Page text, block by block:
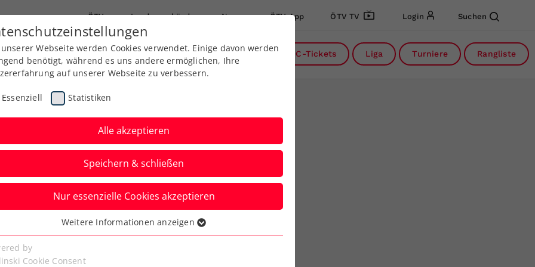
ÖTV Landesverbände News ÖTV App ÖTV TV Login Suchen
Ausbildung Services Über uns DC-Tickets Liga Turniere Rangliste
Open-Aus: Bei
die richtige
Webseite werden Cookies verwendet. Einige davon werden
benötigt, während es uns andere ermöglichen, Ihre
auf unserer Webseite zu verbessern.
Essenziell Statistiken
Alle akzeptieren
Speichern & schließen
Nur essenzielle Cookies akzeptieren
Cookies werden für grundlegende Funktionen der
benötigt. Dadurch ist gewährleistet, dass die Webseite
Weitere Informationen anzeigen
by
Cookie Consent